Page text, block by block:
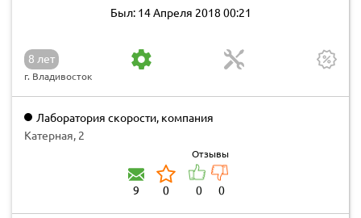
Был: 14 Апреля 2018 00:21
8 лет
г. Владивосток
Лаборатория скорости, компания
Катерная, 2
9 0
Отзывы
0 0